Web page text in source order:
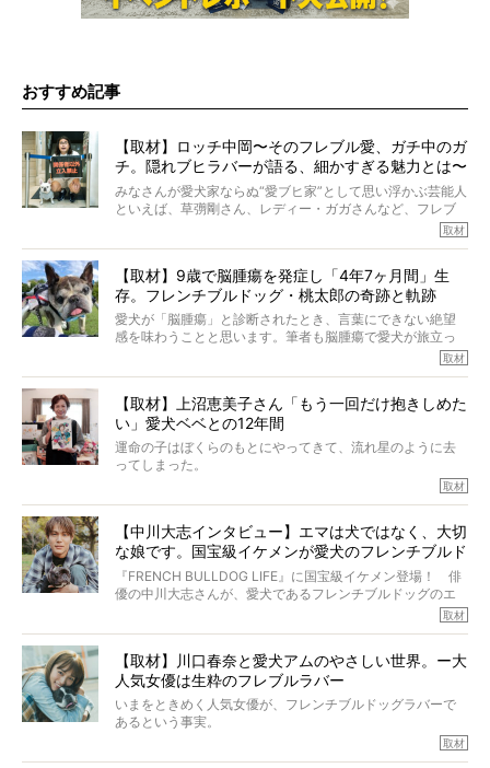
おすすめ記事
【取材】ロッチ中岡〜そのフレブル愛、ガチ中のガ
チ。隠れブヒラバーが語る、細かすぎる魅力とは〜
【前編】
みなさんが愛犬家ならぬ“愛ブヒ家”として思い浮かぶ芸能人
といえば、草彅剛さん、レディー・ガガさんなど、フレブ
ルを飼っている方が多いと思います。が、ロッチ中岡さん
んのインスタグラムを覗くと、たくさんのフレブルアカウ
ントがフォローされていて、わが『FRENCH BULLDOG
LIFE』モデルのnicoやトーラスも、その中の一頭。
そんな中岡さんに、フレブルの魅力を語っていただきまし
た。そのブヒ愛っぷりは、思ってた以上！ ガチ中のガチ
取材
【取材】9歳で脳腫瘍を発症し「4年7ヶ月間」生
存。フレンチブルドッグ・桃太郎の奇跡と軌跡
愛犬が「脳腫瘍」と診断されたとき、言葉にできない絶望
感を味わうことと思います。筆者も脳腫瘍で愛犬が旅立っ
たひとり。だからこそ、どれほど厄介で困難な病気かを理
ところが、フレンチブルドッグの桃太郎は9歳で脳腫瘍を発
症し、なんと4年7ヶ月間も生き抜いたのです。旅立ったと
きの年齢は13歳と11ヶ月、レジェンド級のレジェンドでし
た。さらには、治療後3年間は一度も発作が起きなかったと
いいます。
この事実はフレンチブルドッグだけでなく、脳腫瘍と闘う
太郎のオーナーである佐藤さんご夫婦に、治療の選択やケ
アについて詳しくお話しをうかがいました。
取材
【取材】上沼恵美子さん「もう一回だけ抱きしめた
い」愛犬ベベとの12年間
運命の子はぼくらのもとにやってきて、流れ星のように去
ってしまった。
り添いたいと思う。
その悲しみをいますぐ解消することはできないが、話をき
いて、泣いたり笑ったりするのもいいだろう。
こんな子だった、こんなにいい子だった、ほんとうに愛し
ていたと。
ぼくらは上沼恵美子さんのご自宅へ伺って、お話をきこう
と思った。
取材
【中川大志インタビュー】エマは犬ではなく、大切
な娘です。国宝級イケメンが愛犬のフレンチブルド
ッグと一緒に登場
『FRENCH BULLDOG LIFE』に国宝級イケメン登場！ 俳
優の中川大志さんが、愛犬であるフレンチブルドッグのエ
マちゃん（2歳の女の子）にメロメロとの情報を聞きつけ、
カエピソードが次から次へと飛び出しました。
取材
【取材】川口春奈と愛犬アムのやさしい世界。ー大
人気女優は生粋のフレブルラバー
いまをときめく人気女優が、フレンチブルドッグラバーで
あるという事実。
取材